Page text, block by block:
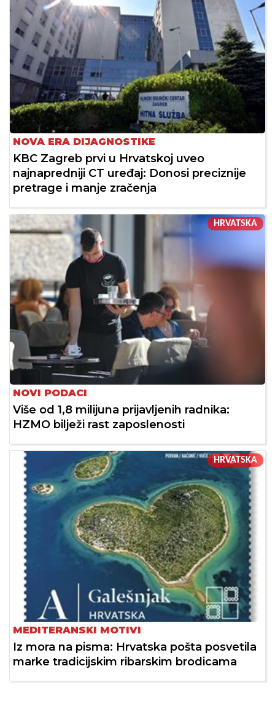
NOVA ERA DIJAGNOSTIKE
KBC Zagreb prvi u Hrvatskoj uveo
najnapredniji CT uređaj: Donosi preciznije
pretrage i manje zračenja
HRVATSKA
NOVI PODACI
Više od 1,8 milijuna prijavljenih radnika:
HZMO bilježi rast zaposlenosti
HRVATSKA
MEDITERANSKI MOTIVI
Iz mora na pisma: Hrvatska pošta posvetila
marke tradicijskim ribarskim brodicama